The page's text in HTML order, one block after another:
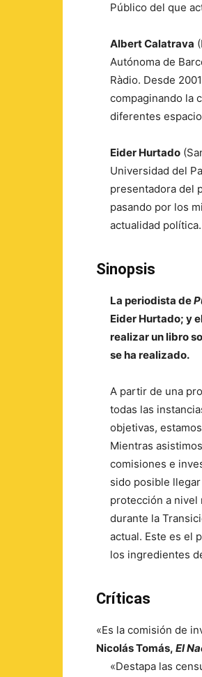
Público del que
Albert Calatrava
Autónoma de
Ràdio. Desde
compaginando la
diferentes
Eider Hurtado
Universidad del
presentadora del
pasando por los
actualidad
Sinopsis
La periodista de
Eider Hurtado; y
realizar un libro
se ha realizado.
A partir de una
todas las
objetivas,
Mientras
comisiones e
sido posible
protección a nivel
durante la
actual. Este es el
los ingredientes
Críticas
«Es la comisión de
Nicolás Tomás, El
«Destapa las